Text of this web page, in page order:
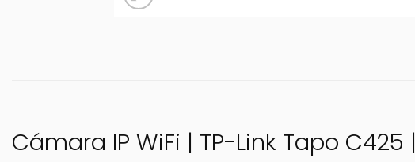
Cámara IP WiFi | TP-Link Tapo C425